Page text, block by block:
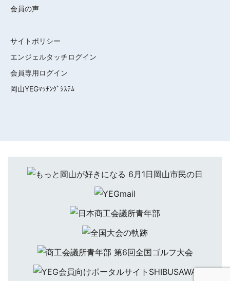
会員の声
サイトポリシー
エンジェルタッチログイン
会員専用ログイン
岡山YEGﾏｯﾁﾝｸﾞｼｽﾃﾑ